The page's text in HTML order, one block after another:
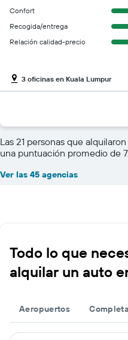
Confort
Recogida/entrega
Relación calidad-precio
3 oficinas en Kuala Lumpur
Las 21 personas que
una puntuación promedio de
Ver las 45 agencias
Todo lo que
alquilar un auto
Aeropuertos